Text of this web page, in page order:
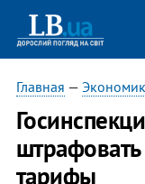
Главная —
тарифы